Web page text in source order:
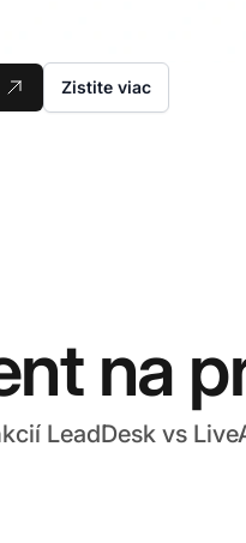
Zistite viac
na
LeadDesk vs